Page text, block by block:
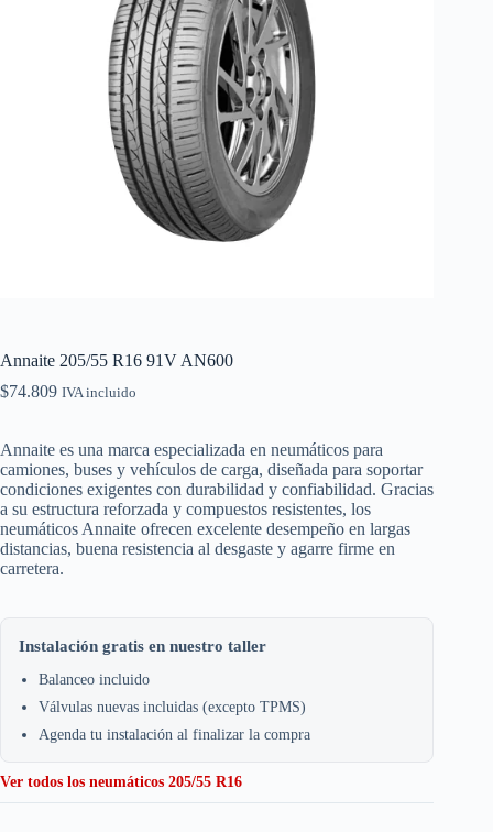
Annaite 205/55 R16 91V AN600
$74.809 IVA incluido
Annaite es una marca especializada en neumáticos para
camiones, buses y vehículos de carga, diseñada para soportar
condiciones exigentes con durabilidad y confiabilidad. Gracias
a su estructura reforzada y compuestos resistentes, los
neumáticos Annaite ofrecen excelente desempeño en largas
distancias, buena resistencia al desgaste y agarre firme en
carretera.
Instalación gratis en nuestro taller
Balanceo incluido
Válvulas nuevas incluidas (excepto TPMS)
Agenda tu instalación al finalizar la compra
Ver todos los neumáticos 205/55 R16